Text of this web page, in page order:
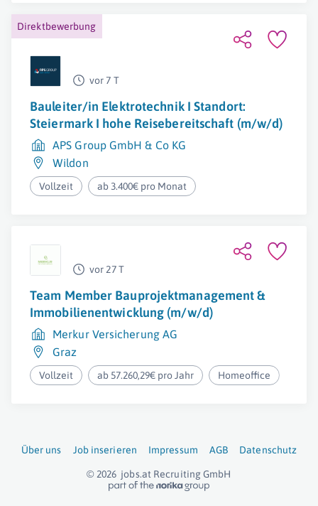
Direktbewerbung
vor 7 T
Bauleiter/in Elektrotechnik I Standort:
Steiermark I hohe Reisebereitschaft (m/w/d)
APS Group GmbH & Co KG
Wildon
Vollzeit ab 3.400€ pro Monat
vor 27 T
Team Member Bauprojektmanagement &
Immobilienentwicklung (m/w/d)
Merkur Versicherung AG
Graz
Vollzeit ab 57.260,29€ pro Jahr Homeoffice
Über uns Job inserieren Impressum AGB Datenschutz
© 2026 jobs.at Recruiting GmbH